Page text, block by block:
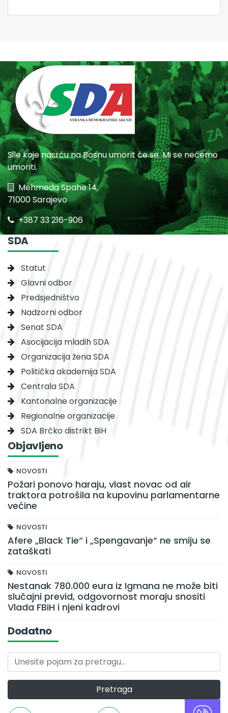
Sile koje nasrću na Bosnu umorit će se. Mi se nećemo
umoriti.
Mehmeda Spahe 14,
71000 Sarajevo
+387 33 216-906
SDA
Statut
Glavni odbor
Predsjedništvo
Nadzorni odbor
Senat SDA
Asocijacija mladih SDA
Organizacija žena SDA
Politička akademija SDA
Centrala SDA
Kantonalne organizacije
Regionalne organizacije
SDA Brčko distrikt BiH
Objavljeno
NOVOSTI
Požari ponovo haraju, vlast novac od air
traktora potrošila na kupovinu parlamentarne
većine
NOVOSTI
Afere „Black Tie“ i „Spengavanje“ ne smiju se
zataškati
NOVOSTI
Nestanak 780.000 eura iz Igmana ne može biti
slučajni previd, odgovornost moraju snositi
Vlada FBiH i njeni kadrovi
Dodatno
Pretraga